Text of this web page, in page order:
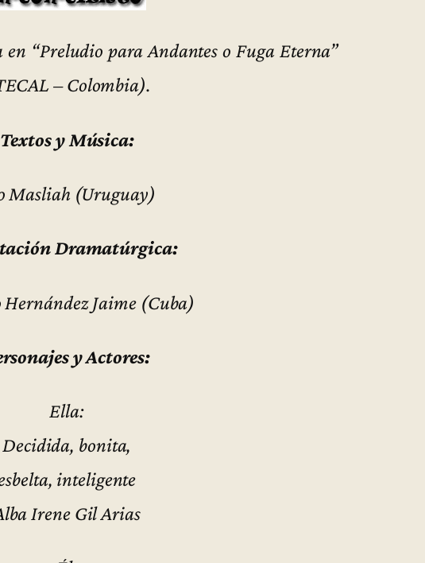
en “Preludio para Andantes o Fuga Eterna”
– Colombia).
Textos y Música:
Masliah (Uruguay)
Dramatúrgica:
Hernández Jaime (Cuba)
y Actores:
Ella:
Decidida, bonita,
inteligente
Irene Gil Arias